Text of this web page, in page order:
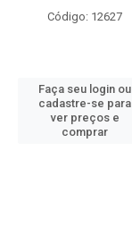
Código: 12627
Faça seu login ou
cadastre-se para
ver preços e
comprar